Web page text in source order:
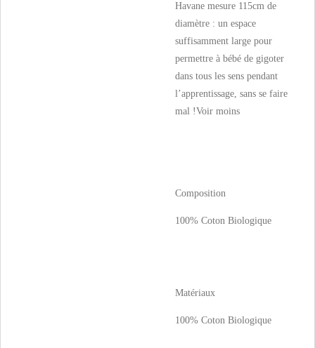
Havane mesure 115cm de
diamètre : un espace
suffisamment large pour
permettre à bébé de gigoter
dans tous les sens pendant
l’apprentissage, sans se faire
mal !Voir moins
Composition
100% Coton Biologique
Matériaux
100% Coton Biologique